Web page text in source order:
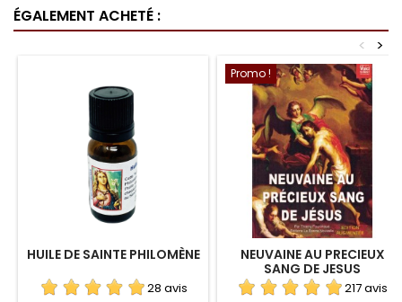
ÉGALEMENT ACHETÉ :
>
<
HUILE DE SAINTE PHILOMÈNE
28 avis
Promo !
NEUVAINE AU PRECIEUX
SANG DE JESUS
217 avis